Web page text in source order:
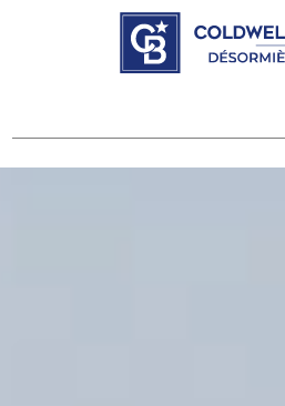
Panneau de gestion des cookies